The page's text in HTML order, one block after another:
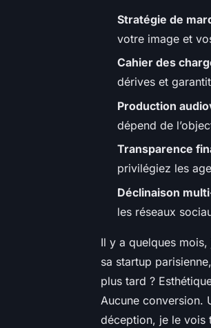
Stratégie de
votre image et
Cahier des
dérives et
Production
dépend de
Transparence
privilégiez les
Déclinaison
les réseaux
Il y a quelques
sa startup
plus tard ?
Aucune conversion.
déception, je le vois